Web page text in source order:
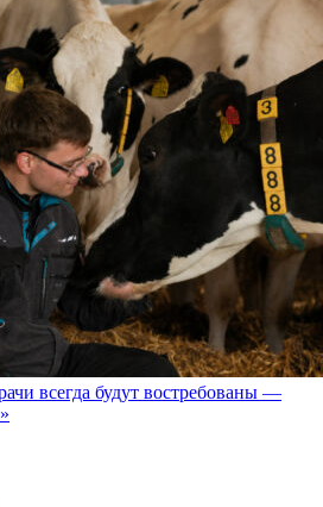
всегда будут востребованы —